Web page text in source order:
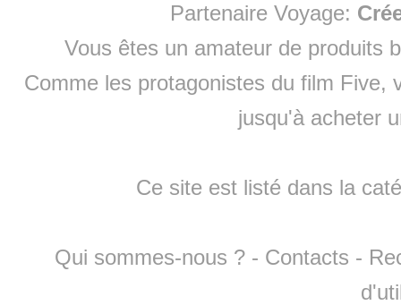
Partenaire Voyage:
Vous êtes un amateur de produits
Comme les protagonistes du film Five,
jusqu'à acheter
Ce site est listé dans la
Qui sommes-nous ? - Contacts -